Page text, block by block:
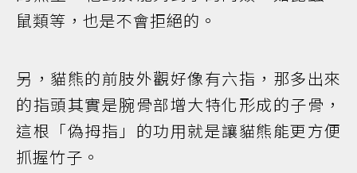
鼠類等，也是不會拒絕的。
另，貓熊的前肢外觀好像有六指，那多出來
的指頭其實是腕骨部增大特化形成的子骨，
這根「偽拇指」的功用就是讓貓熊能更方便
抓握竹子。